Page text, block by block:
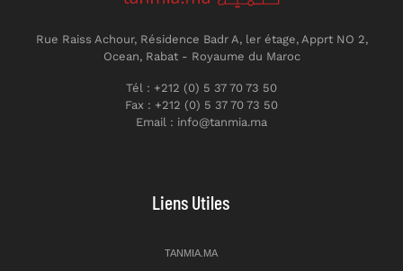
Rue Raiss Achour, Résidence Badr A, ler étage, Apprt NO 2,
Ocean, Rabat - Royaume du Maroc
Tél : +212 (0) 5 37 70 73 50
Fax : +212 (0) 5 37 70 73 50
Email : info@tanmia.ma
Liens Utiles
TANMIA.MA